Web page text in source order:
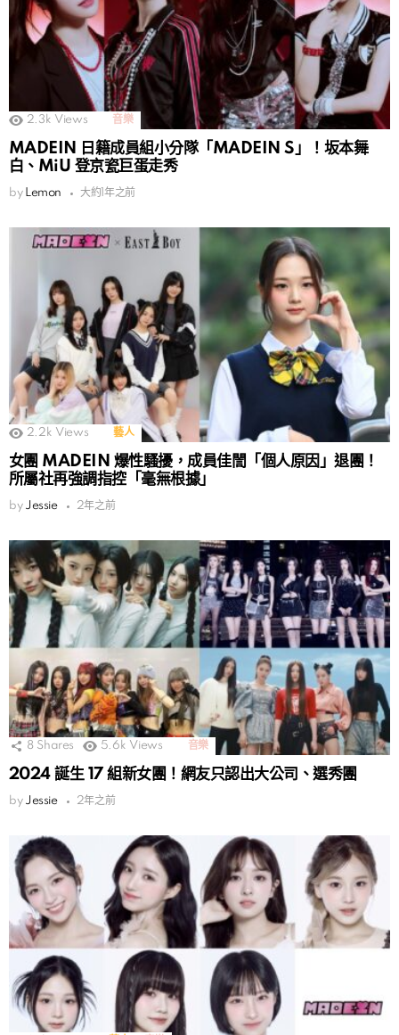
2.3k Views 音樂
MADEIN 日籍成員組小分隊「MADEIN S」！坂本舞
白、MiU 登京瓷巨蛋走秀
by Lemon 大約1年之前
2.2k Views 藝人
女團 MADEIN 爆性騷擾，成員佳誾「個人原因」退團！
所屬社再強調指控「毫無根據」
by Jessie 2年之前
8 Shares 5.6k Views 音樂
2024 誕生 17 組新女團！網友只認出大公司、選秀團
by Jessie 2年之前